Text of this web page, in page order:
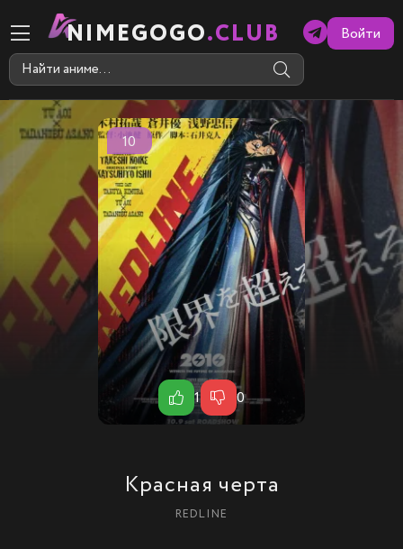
NIMEGOGO.CLUB Войти
Красная черта
REDLINE
10
1 0